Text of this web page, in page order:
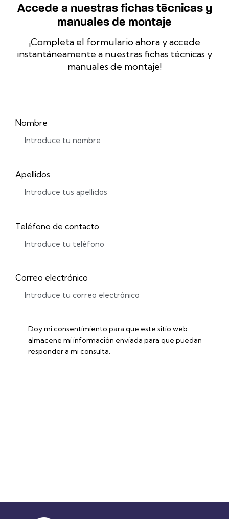
Accede a nuestras fichas técnicas y
manuales de montaje
¡Completa el formulario ahora y accede
instantáneamente a nuestras fichas técnicas y
manuales de montaje!
Nombre
Apellidos
Teléfono de contacto
Correo electrónico
Doy mi consentimiento para que este sitio web
almacene mi información enviada para que puedan
responder a mi consulta.